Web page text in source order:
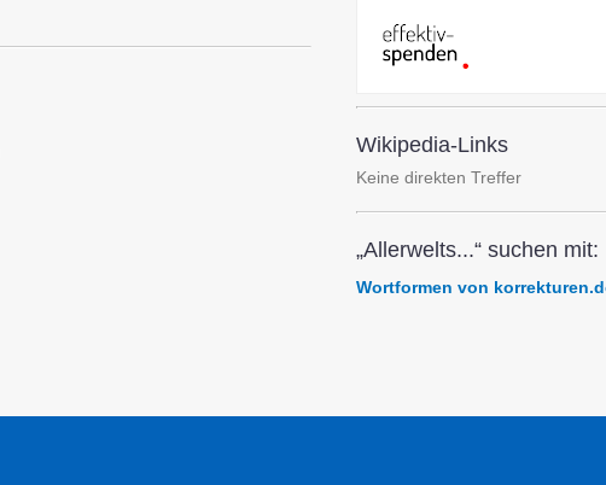
Wikipedia-Links
Keine direkten Treffer
„Allerwelts...“ suchen mit:
Wortformen von